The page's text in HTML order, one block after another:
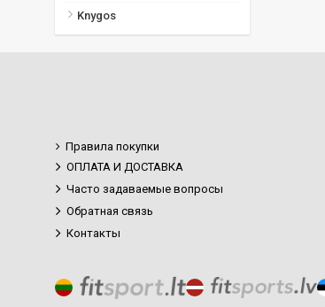
Knygos
Правила покупки
ОПЛАТА И ДОСТАВКА
Часто задаваемые вопросы
Обратная связь
Контакты